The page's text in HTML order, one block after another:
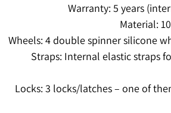
– Straps: Internal elastic straps
– Locks: 3 locks/latches – one of